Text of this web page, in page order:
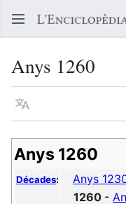
Anys 1260
Llegir en un atre
Anys 1260
Décades: Anys
1260 -